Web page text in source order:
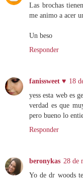
Las brochas
me animo a acer
Un beso
Responder
fanissweet ♥ 18
yess esta web es
verdad es que
pero bueno lo
Responder
beronykas 28 de
Yo de dr woods